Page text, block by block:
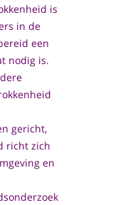
is
in de
een
nodig is.
gericht,
richt zich
en